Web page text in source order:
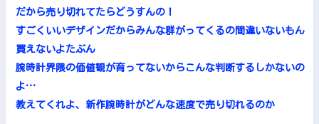
だから売り切れてたらどうすんの！
すごくいいデザインだからみんな群がってくるの間違いないもん
買えないよたぶん
腕時計界隈の価値観が育ってないからこんな判断するしかないの
よ…
教えてくれよ、新作腕時計がどんな速度で売り切れるのか